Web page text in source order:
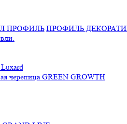
ПРОФИЛЬ
черепица GREEN GROWTH